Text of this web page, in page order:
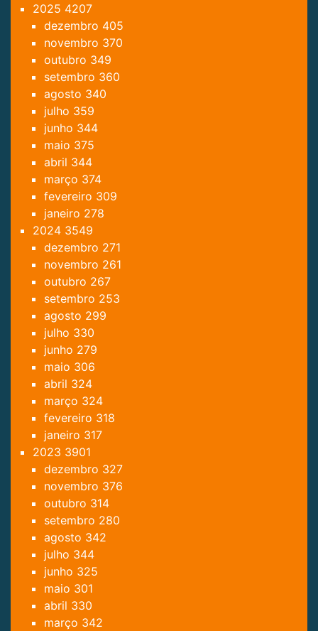
2025 4207
dezembro 405
novembro 370
outubro 349
setembro 360
agosto 340
julho 359
junho 344
maio 375
abril 344
março 374
fevereiro 309
janeiro 278
2024 3549
dezembro 271
novembro 261
outubro 267
setembro 253
agosto 299
julho 330
junho 279
maio 306
abril 324
março 324
fevereiro 318
janeiro 317
2023 3901
dezembro 327
novembro 376
outubro 314
setembro 280
agosto 342
julho 344
junho 325
maio 301
abril 330
março 342